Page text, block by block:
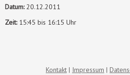
Datum:20.12.2011
Zeit:15:45 bis 16:15 Uhr
Kontakt Impressum